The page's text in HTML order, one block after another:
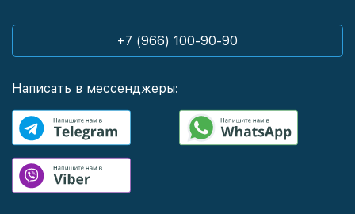
+7 (966) 100-90-90
Написать в мессенджеры: